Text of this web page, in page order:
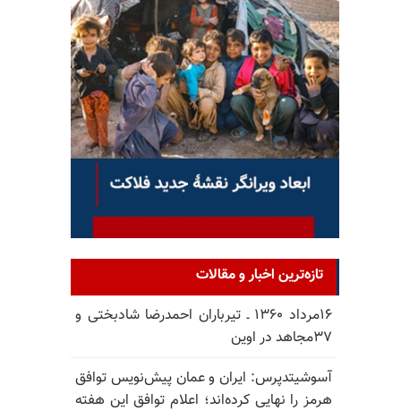
تازه‌ترین اخبار و مقالات
۱۶مرداد ۱۳۶۰ ـ تیرباران احمدرضا شادبختی و
۳۷مجاهد در اوین
آسوشیتدپرس: ایران و عمان پیش‌نویس توافق
هرمز را نهایی کرده‌اند؛ اعلام توافق این هفته